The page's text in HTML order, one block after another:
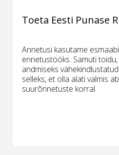
Toeta Eesti Punase
Annetusi kasutame
ennetustööks. Samuti
andmiseks
selleks, et olla alati valmis
suurõnnetuste korral.